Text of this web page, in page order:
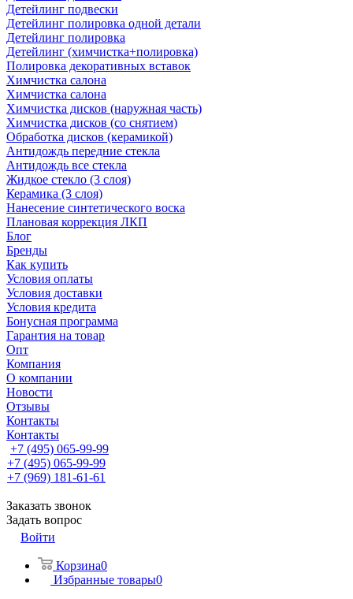
Детейлинг подвески
Детейлинг полировка одной детали
Детейлинг полировка
Детейлинг (химчистка+полировка)
Полировка декоративных вставок
Химчистка салона
Химчистка салона
Химчистка дисков (наружная часть)
Химчистка дисков (со снятием)
Обработка дисков (керамикой)
Антидождь передние стекла
Антидождь все стекла
Жидкое стекло (3 слоя)
Керамика (3 слоя)
Нанесение синтетического воска
Плановая коррекция ЛКП
Блог
Бренды
Как купить
Условия оплаты
Условия доставки
Условия кредита
Бонусная программа
Гарантия на товар
Опт
Компания
О компании
Новости
Отзывы
Контакты
Контакты
+7 (495) 065-99-99
+7 (495) 065-99-99
+7 (969) 181-61-61
Заказать звонок
Задать вопрос
Войти
Корзина0
Избранные товары0